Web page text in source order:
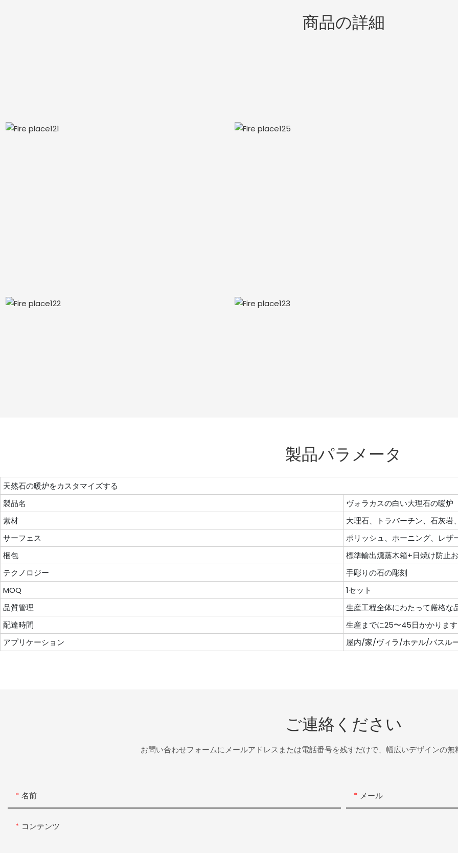
商品の詳細
製品パラメータ
天然石の暖炉をカスタマイズする
製品名
ヴォラカスの白い大理石の暖炉
素材
大理石、トラバーチン、石灰岩
サーフェス
ポリッシュ、ホーニング、レザ
梱包
標準輸出燻蒸木箱+日焼け防止
テクノロジー
手彫りの石の彫刻
MOQ
1セット
品質管理
生産工程全体にわたって厳格な
配達時間
生産までに25〜45日かかります
アプリケーション
屋内/家/ヴィラ/ホテル/バスル
ご連絡ください
お問い合わせフォームにメールアドレスまたは電話番号を残すだけで、幅広いデザインの
名前 メール
コンテンツ